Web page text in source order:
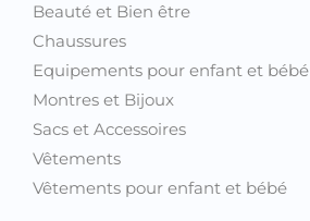
Beauté et Bien être
Chaussures
Equipements pour enfant et bébé
Montres et Bijoux
Sacs et Accessoires
Vêtements
Vêtements pour enfant et bébé